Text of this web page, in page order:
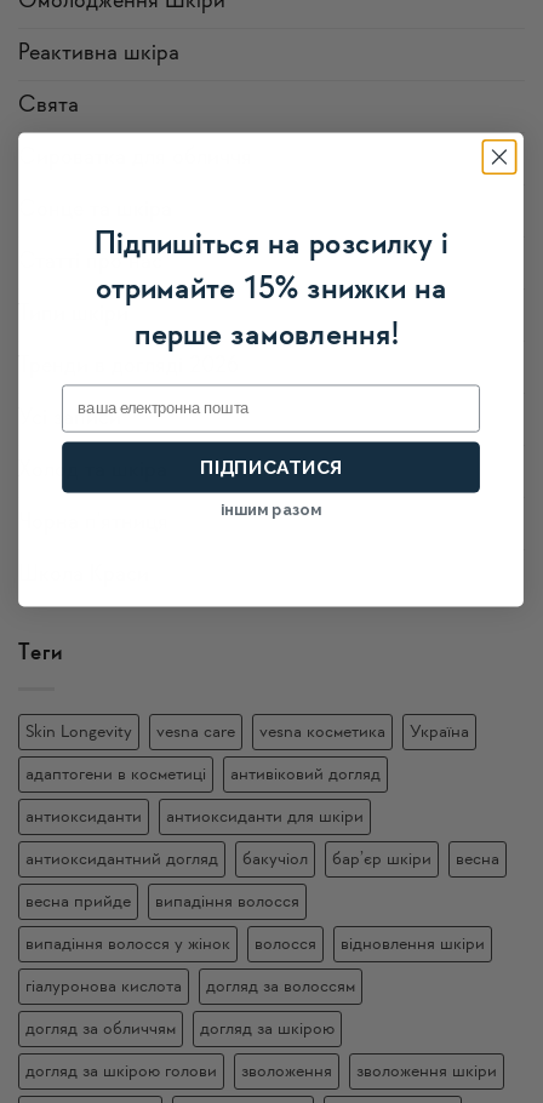
Реактивна шкіра
Свята
Статті про нас
Усi записи
Теги
Skin Longevity vesna care vesna косметика Україна
адаптогени в косметиці антивіковий догляд
антиоксиданти антиоксиданти для шкіри
антиоксидантний догляд бакучіол бар’єр шкіри весна
весна прийде випадіння волосся
випадіння волосся у жінок волосся відновлення шкіри
гіалуронова кислота догляд за волоссям
догляд за обличчям догляд за шкірою
догляд за шкірою голови зволоження зволоження шкіри
Підпишіться на розсилку і
отримайте 15% знижки на
перше замовлення!
Email
ПІДПИСАТИСЯ
іншим разом